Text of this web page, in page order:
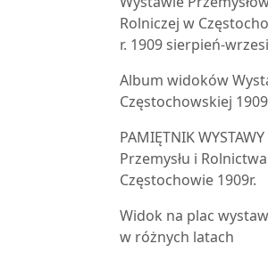
Rolniczej w
r. 1909 sierpień-
Album widoków
Częstochowskiej 1909
PAMIĘTNIK WYSTAWY
Przemysłu i
Częstochowie 1909r.
Widok na plac
w różnych latach